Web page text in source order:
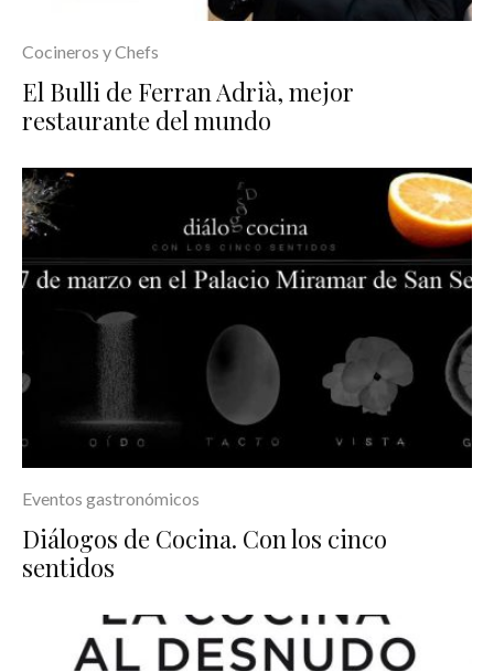
Cocineros y Chefs
El Bulli de Ferran Adrià, mejor
restaurante del mundo
Eventos gastronómicos
Diálogos de Cocina. Con los cinco
sentidos